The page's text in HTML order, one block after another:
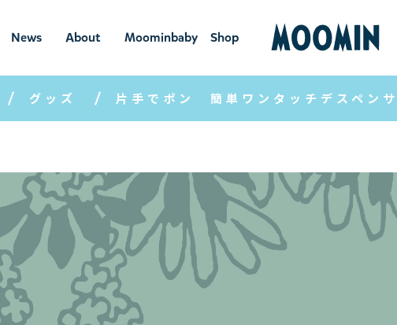
News
ニュ
ース
About
ムーミン
について
Moominbaby
ムーミンベ
ビー
Shop
ショ
ップ
グッズ 片手でポン 簡単ワンタッチデスペンサ